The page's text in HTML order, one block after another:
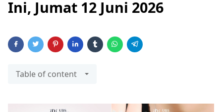
Ini, Jumat 12 Juni 2026
Table of content